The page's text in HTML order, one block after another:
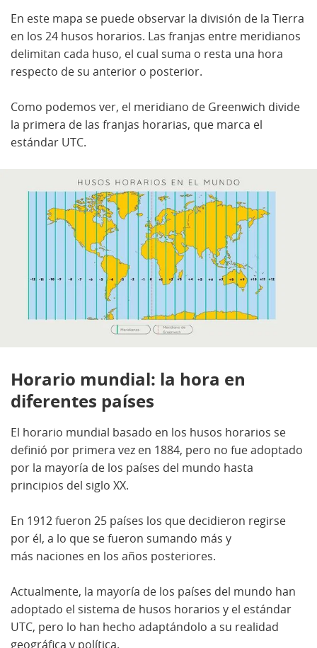
En este mapa se puede observar la división de la Tierra
en los 24 husos horarios. Las franjas entre meridianos
delimitan cada huso, el cual suma o resta una hora
respecto de su anterior o posterior.
Como podemos ver, el meridiano de Greenwich divide
la primera de las franjas horarias, que marca el
estándar UTC.
Horario mundial: la hora en
diferentes países
El horario mundial basado en los husos horarios se
definió por primera vez en 1884, pero no fue adoptado
por la mayoría de los países del mundo hasta
principios del siglo XX.
En 1912 fueron 25 países los que decidieron regirse
por él, a lo que se fueron sumando más y
más naciones en los años posteriores.
Actualmente, la mayoría de los países del mundo han
adoptado el sistema de husos horarios y el estándar
UTC, pero lo han hecho adaptándolo a su realidad
geográfica y política.